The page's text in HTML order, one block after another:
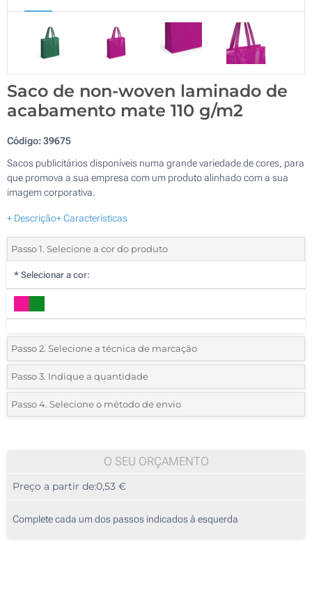
Saco de non-woven laminado de
acabamento mate 110 g/m2
Código:39675
Sacos publicitários disponíveis numa grande variedade de cores, para
que promova a sua empresa com um produto alinhado com a sua
imagem corporativa.
+ Descrição+ Características
Passo 1. Selecione a cor do produto
* Selecionar a cor:
Passo 2. Selecione a técnica de marcação
*Selecione o tipo de marcação e as cores do logotipo:
1 Cor (Num lado)
Passo 3. Indique a quantidade
*Quantidade mínima:125
250
625
Passo 4. Selecione o método de envio
O SEU ORÇAMENTO
Preço a partir de:0,53 €
Complete cada um dos passos indicados à esquerda